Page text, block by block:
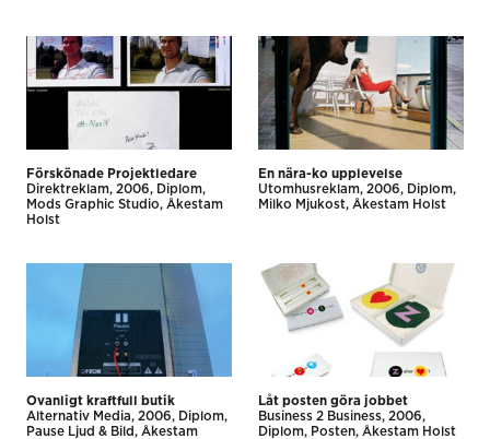
Förskönade Projektledare
Direkt­reklam 2006
Diplom
Mods Graphic Studio
Åkestam
Holst
En nära-ko upplevelse
Utomhus­reklam 2006
Diplom
Milko Mjukost
Åkestam Holst
Ovanligt kraftfull butik
Alternativ Media
2006
Diplom
Pause Ljud & Bild
Åkestam
Låt posten göra jobbet
Business 2 Business 2006
Diplom
Posten Åkestam Holst